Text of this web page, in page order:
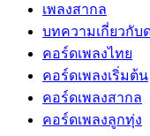
เพลงสากล
บทความเกี่ยวกับ
คอร์ดเพลงไทย
คอร์ดเพลงเริ่มต้น
คอร์ดเพลงสากล
คอร์ดเพลงลูกทุ่ง